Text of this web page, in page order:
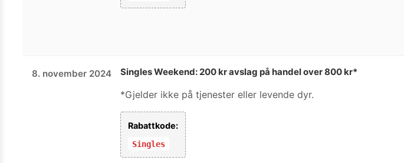
8. november 2024 Singles Weekend: 200 kr avslag på handel over 800 kr*
*Gjelder ikke på tjenester eller levende dyr.
Rabattkode:
Singles